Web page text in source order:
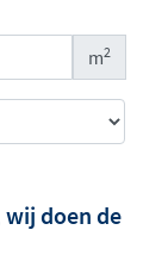
m2
wij doen de